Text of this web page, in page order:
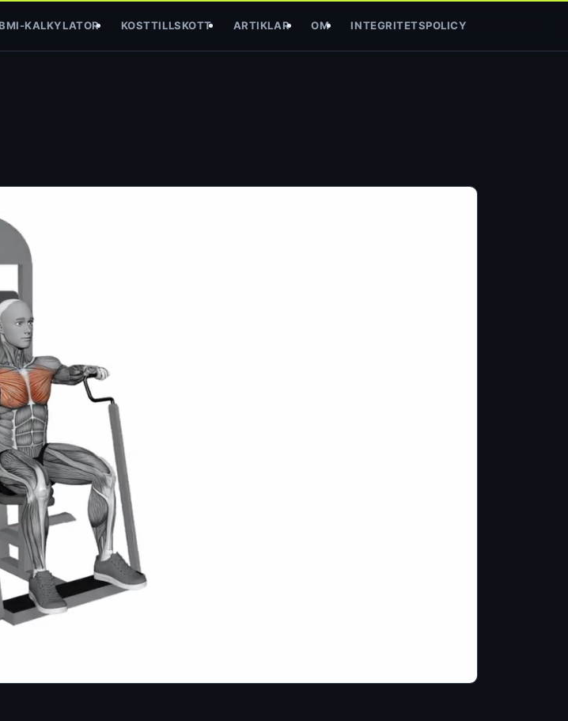
KALKYLATOR KOSTTILLSKOTT ARTIKLAR OM INTEGRITETSPOLICY